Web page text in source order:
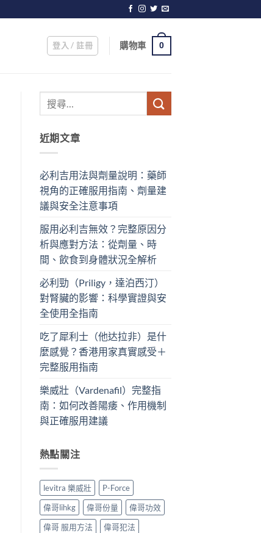
登入 / 註冊 購物車 0
近期文章
必利吉用法與劑量說明：藥師
視角的正確服用指南、劑量建
議與安全注意事項
服用必利吉無效？完整原因分
析與應對方法：從劑量、時
間、飲食到身體狀況全解析
必利勁（Priligy，達泊西汀）
對腎臟的影響：科學實證與安
全使用全指南
吃了犀利士（他达拉非）是什
麼感覺？香港用家真實感受＋
完整服用指南
樂威壯（Vardenafil）完整指
南：如何改善陽痿、作用機制
與正確服用建議
熱點關注
levitra 樂威壯
P-Force
偉哥lihkg
偉哥份量
偉哥功效
偉哥 服用方法
偉哥犯法